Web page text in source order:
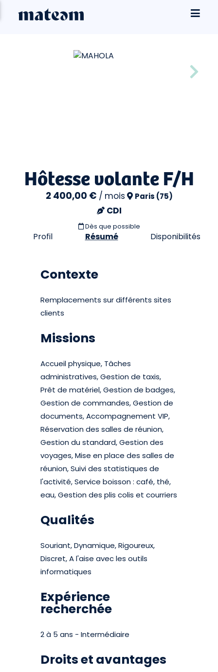
Hôtesse volante F/H
2 400,00 € / mois Paris (75)
CDI
Dès que possible
Profil Résumé Disponibilités
Contexte
Remplacements sur différents sites
clients
Missions
Accueil physique, Tâches
administratives, Gestion de taxis,
Prêt de matériel, Gestion de badges,
Gestion de commandes, Gestion de
documents, Accompagnement VIP,
Réservation des salles de réunion,
Gestion du standard, Gestion des
voyages, Mise en place des salles de
réunion, Suivi des statistiques de
l'activité, Service boisson : café, thé,
eau, Gestion des plis colis et courriers
Qualités
Souriant, Dynamique, Rigoureux,
Discret, A l'aise avec les outils
informatiques
Expérience
recherchée
2 à 5 ans - Intermédiaire
Droits et avantages